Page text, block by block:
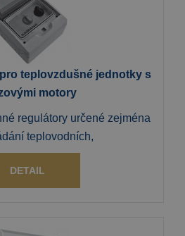
teplovzdušné jednotky s
motory
regulátory určené zejména
teplovodních,
DETAIL